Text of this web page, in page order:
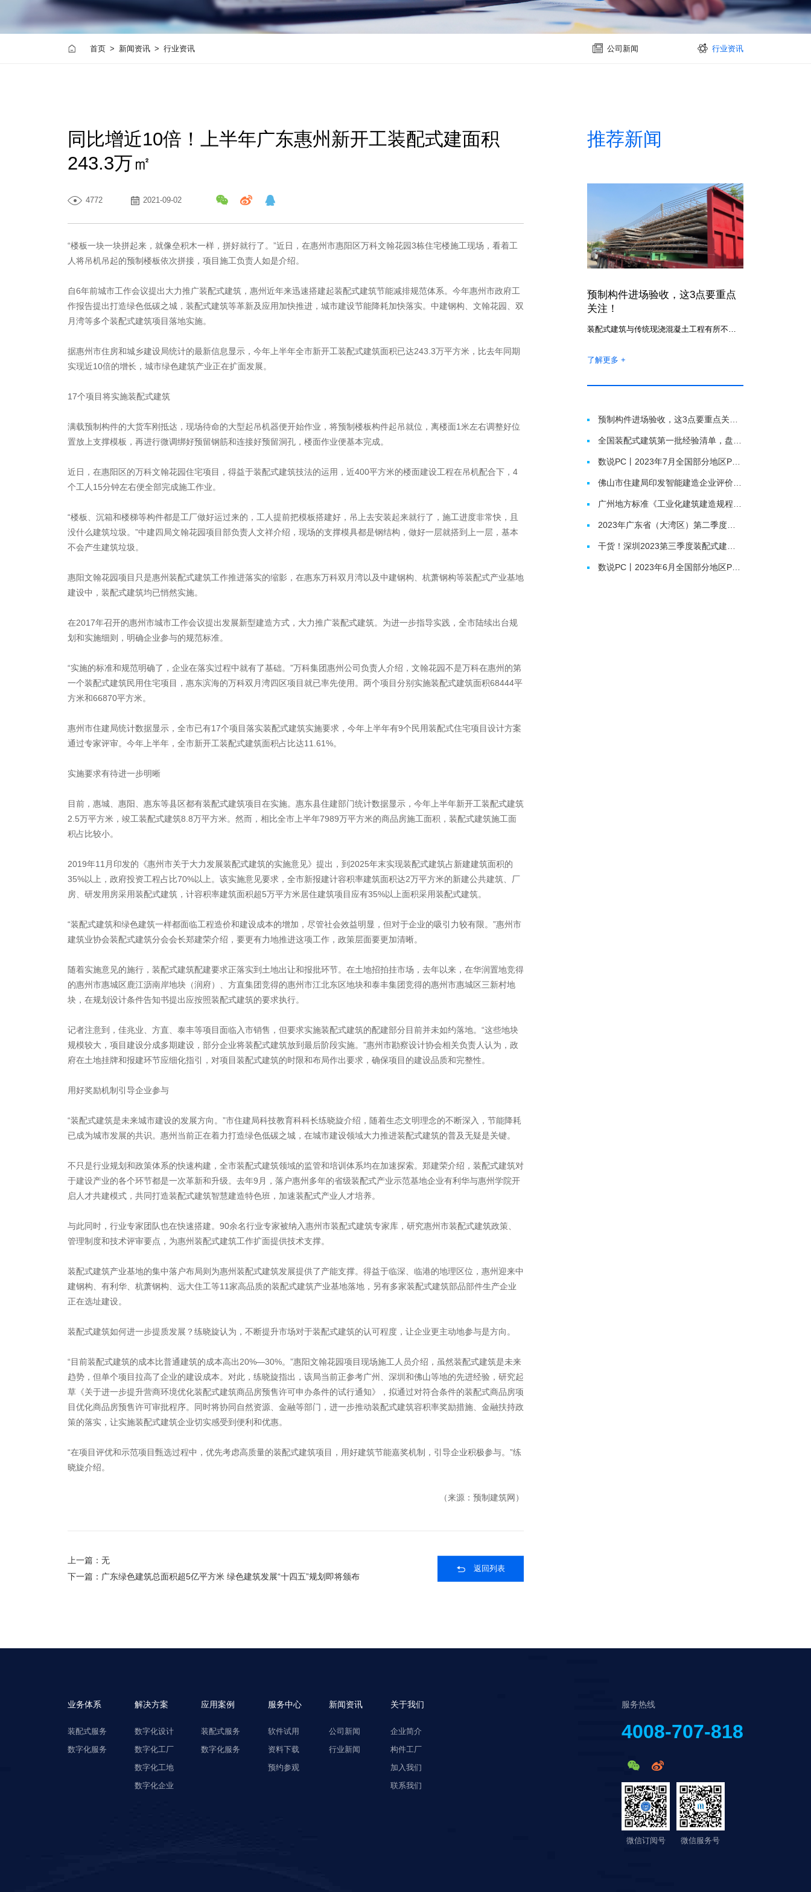
首页 > 新闻资讯 > 行业资讯 公司新闻 行业资讯
同比增近10倍！上半年广东惠州新开工装配式建面积
243.3万㎡
4772 2021-09-02
“楼板一块一块拼起来，就像垒积木一样，拼好就行了。”近日，在惠州市惠阳区万科文翰花园3栋住宅楼施工现场，看着工
人将吊机吊起的预制楼板依次拼接，项目施工负责人如是介绍。
自6年前城市工作会议提出大力推广装配式建筑，惠州近年来迅速搭建起装配式建筑节能减排规范体系。今年惠州市政府工
作报告提出打造绿色低碳之城，装配式建筑等革新及应用加快推进，城市建设节能降耗加快落实。中建钢构、文翰花园、双
月湾等多个装配式建筑项目落地实施。
据惠州市住房和城乡建设局统计的最新信息显示，今年上半年全市新开工装配式建筑面积已达243.3万平方米，比去年同期
实现近10倍的增长，城市绿色建筑产业正在扩面发展。
17个项目将实施装配式建筑
满载预制构件的大货车刚抵达，现场待命的大型起吊机器便开始作业，将预制楼板构件起吊就位，离楼面1米左右调整好位
置放上支撑模板，再进行微调绑好预留钢筋和连接好预留洞孔，楼面作业便基本完成。
近日，在惠阳区的万科文翰花园住宅项目，得益于装配式建筑技法的运用，近400平方米的楼面建设工程在吊机配合下，4
个工人15分钟左右便全部完成施工作业。
“楼板、沉箱和楼梯等构件都是工厂做好运过来的，工人提前把模板搭建好，吊上去安装起来就行了，施工进度非常快，且
没什么建筑垃圾。”中建四局文翰花园项目部负责人文祥介绍，现场的支撑模具都是钢结构，做好一层就搭到上一层，基本
不会产生建筑垃圾。
惠阳文翰花园项目只是惠州装配式建筑工作推进落实的缩影，在惠东万科双月湾以及中建钢构、杭萧钢构等装配式产业基地
建设中，装配式建筑均已悄然实施。
在2017年召开的惠州市城市工作会议提出发展新型建造方式，大力推广装配式建筑。为进一步指导实践，全市陆续出台规
划和实施细则，明确企业参与的规范标准。
“实施的标准和规范明确了，企业在落实过程中就有了基础。”万科集团惠州公司负责人介绍，文翰花园不是万科在惠州的第
一个装配式建筑民用住宅项目，惠东滨海的万科双月湾四区项目就已率先使用。两个项目分别实施装配式建筑面积68444平
方米和66870平方米。
惠州市住建局统计数据显示，全市已有17个项目落实装配式建筑实施要求，今年上半年有9个民用装配式住宅项目设计方案
通过专家评审。今年上半年，全市新开工装配式建筑面积占比达11.61%。
实施要求有待进一步明晰
目前，惠城、惠阳、惠东等县区都有装配式建筑项目在实施。惠东县住建部门统计数据显示，今年上半年新开工装配式建筑
2.5万平方米，竣工装配式建筑8.8万平方米。然而，相比全市上半年7989万平方米的商品房施工面积，装配式建筑施工面
积占比较小。
2019年11月印发的《惠州市关于大力发展装配式建筑的实施意见》提出，到2025年末实现装配式建筑占新建建筑面积的
35%以上，政府投资工程占比70%以上。该实施意见要求，全市新报建计容积率建筑面积达2万平方米的新建公共建筑、厂
房、研发用房采用装配式建筑，计容积率建筑面积超5万平方米居住建筑项目应有35%以上面积采用装配式建筑。
“装配式建筑和绿色建筑一样都面临工程造价和建设成本的增加，尽管社会效益明显，但对于企业的吸引力较有限。”惠州市
建筑业协会装配式建筑分会会长郑建荣介绍，要更有力地推进这项工作，政策层面要更加清晰。
随着实施意见的施行，装配式建筑配建要求正落实到土地出让和报批环节。在土地招拍挂市场，去年以来，在华润置地竞得
的惠州市惠城区鹿江沥南岸地块（润府）、方直集团竞得的惠州市江北东区地块和泰丰集团竞得的惠州市惠城区三新村地
块，在规划设计条件告知书提出应按照装配式建筑的要求执行。
记者注意到，佳兆业、方直、泰丰等项目面临入市销售，但要求实施装配式建筑的配建部分目前并未如约落地。“这些地块
规模较大，项目建设分成多期建设，部分企业将装配式建筑放到最后阶段实施。”惠州市勘察设计协会相关负责人认为，政
府在土地挂牌和报建环节应细化指引，对项目装配式建筑的时限和布局作出要求，确保项目的建设品质和完整性。
用好奖励机制引导企业参与
“装配式建筑是未来城市建设的发展方向。”市住建局科技教育科科长练晓旋介绍，随着生态文明理念的不断深入，节能降耗
已成为城市发展的共识。惠州当前正在着力打造绿色低碳之城，在城市建设领域大力推进装配式建筑的普及无疑是关键。
不只是行业规划和政策体系的快速构建，全市装配式建筑领域的监管和培训体系均在加速探索。郑建荣介绍，装配式建筑对
于建设产业的各个环节都是一次革新和升级。去年9月，落户惠州多年的省级装配式产业示范基地企业有利华与惠州学院开
启人才共建模式，共同打造装配式建筑智慧建造特色班，加速装配式产业人才培养。
与此同时，行业专家团队也在快速搭建。90余名行业专家被纳入惠州市装配式建筑专家库，研究惠州市装配式建筑政策、
管理制度和技术评审要点，为惠州装配式建筑工作扩面提供技术支撑。
装配式建筑产业基地的集中落户布局则为惠州装配式建筑发展提供了产能支撑。得益于临深、临港的地理区位，惠州迎来中
建钢构、有利华、杭萧钢构、远大住工等11家高品质的装配式建筑产业基地落地，另有多家装配式建筑部品部件生产企业
正在选址建设。
装配式建筑如何进一步提质发展？练晓旋认为，不断提升市场对于装配式建筑的认可程度，让企业更主动地参与是方向。
“目前装配式建筑的成本比普通建筑的成本高出20%—30%。”惠阳文翰花园项目现场施工人员介绍，虽然装配式建筑是未来
趋势，但单个项目拉高了企业的建设成本。对此，练晓旋指出，该局当前正参考广州、深圳和佛山等地的先进经验，研究起
草《关于进一步提升营商环境优化装配式建筑商品房预售许可申办条件的试行通知》，拟通过对符合条件的装配式商品房项
目优化商品房预售许可审批程序。同时将协同自然资源、金融等部门，进一步推动装配式建筑容积率奖励措施、金融扶持政
策的落实，让实施装配式建筑企业切实感受到便利和优惠。
“在项目评优和示范项目甄选过程中，优先考虑高质量的装配式建筑项目，用好建筑节能嘉奖机制，引导企业积极参与。”练
晓旋介绍。
（来源： 预制建筑网 ）
上一篇：无
下一篇：广东绿色建筑总面积超5亿平方米 绿色建筑发展“十四五”规划即将颁布
返回列表
推荐新闻
预制构件进场验收，这3点要重点
关注！
了解更多 +
预制构件进场验收，这3点要重点关注！
全国装配式建筑第一批经验清单，盘点珠三角被点赞的做法！
数说PC丨2023年7月全国部分地区PC预制构件价格信息
佛山市住建局印发智能建造企业评价指引（试行）
广州地方标准《工业化建筑建造规程》（DB 4401/T 220-2023）发布
2023年广东省（大湾区）第二季度装配式建筑预制构件价格信息
干货！深圳2023第三季度装配式建筑项目关键部品部件需求信息、产能与排期信息
数说PC丨2023年6月全国部分地区PC预制构件价格信息
业务体系
装配式服务
数字化服务
解决方案
数字化设计
数字化工厂
数字化工地
数字化企业
应用案例
装配式服务
数字化服务
服务中心
软件试用
资料下载
预约参观
新闻资讯
公司新闻
行业新闻
关于我们
企业简介
构件工厂
加入我们
联系我们
服务热线
4008-707-818
微信订阅号 微信服务号